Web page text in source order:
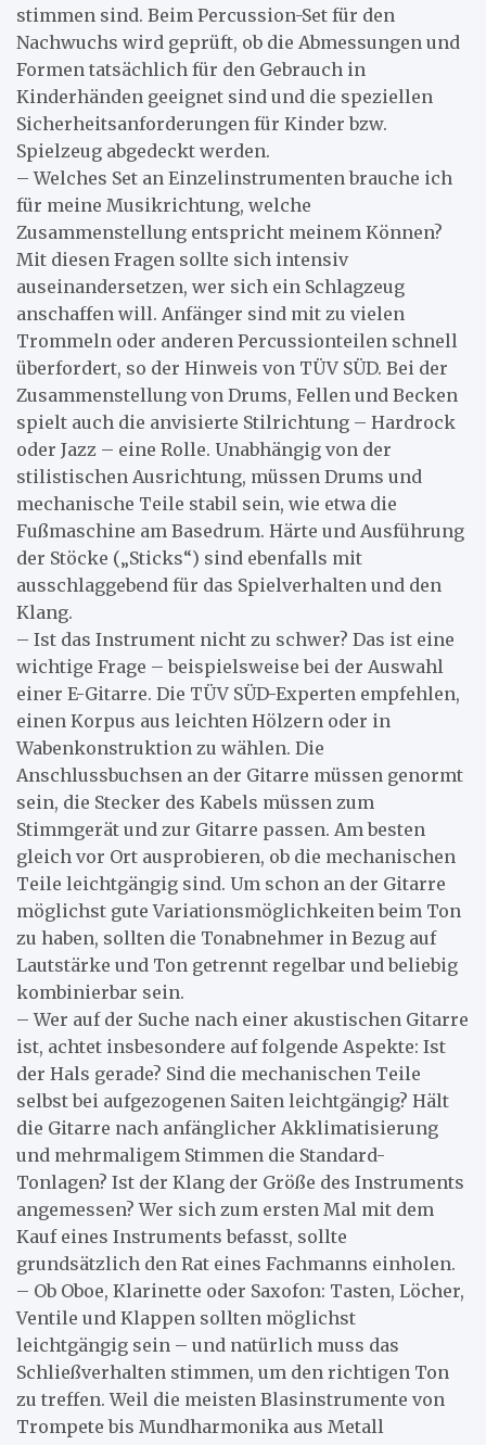
stimmen sind. Beim Percussion-Set für den
Nachwuchs wird geprüft, ob die Abmessungen und
Formen tatsächlich für den Gebrauch in
Kinderhänden geeignet sind und die speziellen
Sicherheitsanforderungen für Kinder bzw.
Spielzeug abgedeckt werden.
– Welches Set an Einzelinstrumenten brauche ich
für meine Musikrichtung, welche
Zusammenstellung entspricht meinem Können?
Mit diesen Fragen sollte sich intensiv
auseinandersetzen, wer sich ein Schlagzeug
anschaffen will. Anfänger sind mit zu vielen
Trommeln oder anderen Percussionteilen schnell
überfordert, so der Hinweis von TÜV SÜD. Bei der
Zusammenstellung von Drums, Fellen und Becken
spielt auch die anvisierte Stilrichtung – Hardrock
oder Jazz – eine Rolle. Unabhängig von der
stilistischen Ausrichtung, müssen Drums und
mechanische Teile stabil sein, wie etwa die
Fußmaschine am Basedrum. Härte und Ausführung
der Stöcke („Sticks“) sind ebenfalls mit
ausschlaggebend für das Spielverhalten und den
Klang.
– Ist das Instrument nicht zu schwer? Das ist eine
wichtige Frage – beispielsweise bei der Auswahl
einer E-Gitarre. Die TÜV SÜD-Experten empfehlen,
einen Korpus aus leichten Hölzern oder in
Wabenkonstruktion zu wählen. Die
Anschlussbuchsen an der Gitarre müssen genormt
sein, die Stecker des Kabels müssen zum
Stimmgerät und zur Gitarre passen. Am besten
gleich vor Ort ausprobieren, ob die mechanischen
Teile leichtgängig sind. Um schon an der Gitarre
möglichst gute Variationsmöglichkeiten beim Ton
zu haben, sollten die Tonabnehmer in Bezug auf
Lautstärke und Ton getrennt regelbar und beliebig
kombinierbar sein.
– Wer auf der Suche nach einer akustischen Gitarre
ist, achtet insbesondere auf folgende Aspekte: Ist
der Hals gerade? Sind die mechanischen Teile
selbst bei aufgezogenen Saiten leichtgängig? Hält
die Gitarre nach anfänglicher Akklimatisierung
und mehrmaligem Stimmen die Standard-
Tonlagen? Ist der Klang der Größe des Instruments
angemessen? Wer sich zum ersten Mal mit dem
Kauf eines Instruments befasst, sollte
grundsätzlich den Rat eines Fachmanns einholen.
– Ob Oboe, Klarinette oder Saxofon: Tasten, Löcher,
Ventile und Klappen sollten möglichst
leichtgängig sein – und natürlich muss das
Schließverhalten stimmen, um den richtigen Ton
zu treffen. Weil die meisten Blasinstrumente von
Trompete bis Mundharmonika aus Metall